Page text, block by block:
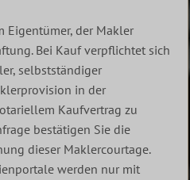
Eigentümer, der Makler
Bei Kauf verpflichtet sich
selbstständiger
in der
Kaufvertrag zu
bestätigen Sie die
dieser Maklercourtage.
werden nur mit